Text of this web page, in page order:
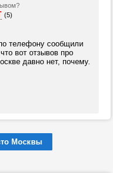
(5)
телефону сообщили
вот отзывов про
давно нет, почему.
Москвы